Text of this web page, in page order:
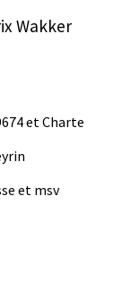
Wakker
et Charte
et msv